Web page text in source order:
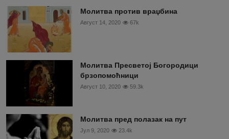
Молитва против враџбина
Август 14, 2020 67k
Молитва Пресветој Богородици
брзопомоћници
Август 10, 2020 59.3k
Молитва пред полазак на пут
Јул 9, 2020 23.4k